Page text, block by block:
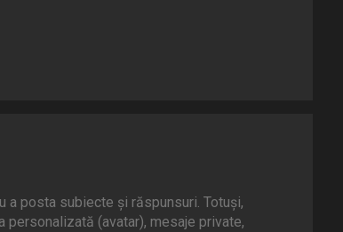
posta subiecte și răspunsuri. Totuși,
(avatar), mesaje private,